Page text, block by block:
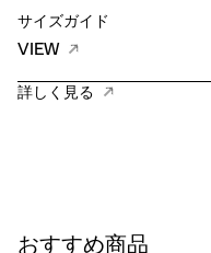
サイズガイド
VIEW
詳しく見る
おすすめ商品